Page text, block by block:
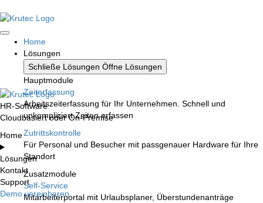
Home
Lösungen
Schließe Lösungen Öffne Lösungen
Hauptmodule
Zeiterfassung
Arbeitszeiterfassung für Ihr Unternehmen. Schnell und
unkompliziert Zeiten erfassen
Zutrittskontrolle
Für Personal und Besucher mit passgenauer Hardware für Ihre
Standort
Zusatzmodule
Self-Service
Mitarbeiterportal mit Urlaubsplaner, Überstundenanträge
HR-Software
Cloudbasiert oder On-Premise
Home
Lösungen
Kontakt
Support
Demo vereinbaren